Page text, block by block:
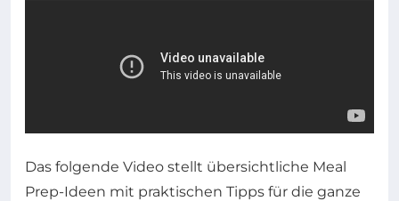
Das folgende Video stellt übersichtliche Meal
Prep-Ideen mit praktischen Tipps für die ganze